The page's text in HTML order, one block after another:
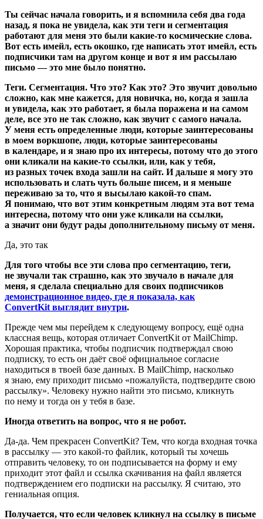
Ты сейчас начала говорить, и я вспомнила себя два года
назад, я пока не увидела, как эти теги и сегментация
работают для меня это были какие-то космические слова.
Вот есть имейл, есть окошко, где написать этот имейл, есть
подписчики там на другом конце и вот я им рассылаю
письмо — это мне было понятно.
Теги. Сегментация. Что это? Как это? Это звучит довольно
сложно, как мне кажется, для новичка, но, когда я зашла
и увидела, как это работает, я была поражена и на самом
деле, все это не так сложно, как звучит с самого начала.
У меня есть определенные люди, которые заинтересованы
в моем воркшопе, люди, которые заинтересованы
в календаре, и я знаю про их интересы, потому что до этого
они кликали на какие-то ссылки, или, как у тебя,
из разных точек входа зашли на сайт. И дальше я могу это
использовать и слать чуть больше писем, и я меньше
переживаю за то, что я высылаю какой-то спам.
Я понимаю, что вот этим конкретным людям эта вот тема
интересна, потому что они уже кликали на ссылки,
а значит они будут рады дополнительному письму от меня.
Да, это так
Для того чтобы все эти слова про сегментацию, теги,
не звучали так страшно, как это звучало в начале для
меня, я сделала специально для своих подписчиков
демонстрационное видео, где я показала, как
ConvertKit выглядит внутри.
Прежде чем мы перейдем к следующему вопросу, ещё одна
классная вещь, которая отличает ConvertKit от MailChimp.
Хорошая практика, чтобы подписчик подтверждал свою
подписку, то есть он даёт своё официальное согласие
находиться в твоей базе данных. В MailChimp, насколько
я знаю, ему приходит письмо «пожалуйста, подтвердите свою
рассылку». Человеку нужно найти это письмо, кликнуть
по нему и тогда он у тебя в базе.
Иногда ответить на вопрос, что я не робот.
Да-да. Чем прекрасен ConvertKit? Тем, что когда входная точка
в рассылку — это какой-то файлик, который ты хочешь
отправить человеку, то он подписывается на форму и ему
приходит этот файл и ссылка скачивания на файл является
подтверждением его подписки на рассылку. Я считаю, это
гениальная опция.
Получается, что если человек кликнул на ссылку в письме